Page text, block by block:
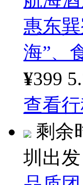
惠东
海”、
¥399
查看
剩余
圳出发